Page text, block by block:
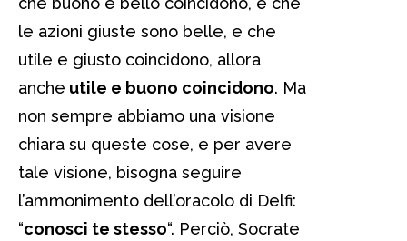
le azioni giuste sono belle, e che
utile e giusto coincidono, allora
anche utile e buono coincidono. Ma
non sempre abbiamo una visione
chiara su queste cose, e per avere
tale visione, bisogna seguire
l’ammonimento dell’oracolo di Delfi:
“conosci te stesso“. Perciò, Socrate